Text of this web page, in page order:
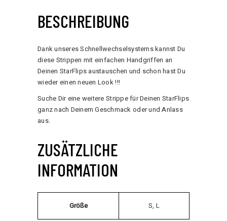
BESCHREIBUNG
Dank unseres Schnellwechselsystems kannst Du
diese Strippen mit einfachen Handgriffen an
Deinen StarFlips austauschen und schon hast Du
wieder einen neuen Look !!!
Suche Dir eine weitere Strippe für Deinen StarFlips
ganz nach Deinem Geschmack oder und Anlass
aus.
ZUSÄTZLICHE
INFORMATION
Größe S, L